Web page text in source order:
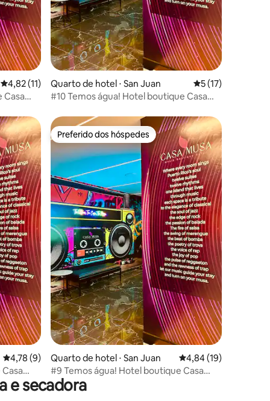
4,82 de uma avaliação média de 5, 11 avaliações
4,82 (11)
Casa
Quarto de hotel ⋅ San Juan 5 de uma
5 (17)
#10 Temos água! Hotel boutique Casa
4,78 de uma avaliação média de 5, 9 avaliações
4,78 (9)
Preferido dos hóspedes
Preferido dos hóspedes
Quarto de hotel ⋅ San Juan 4,84 de uma
4,84 (19)
#9 Temos água! Hotel boutique Casa
Musa Music
e secadora